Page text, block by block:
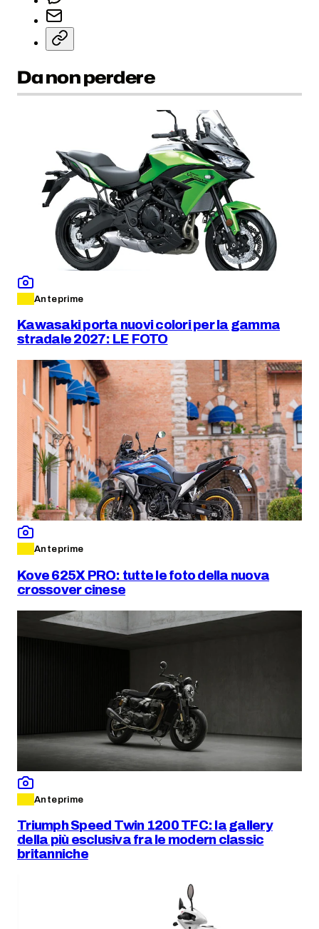
Da non perdere
Anteprime
Kawasaki porta nuovi colori per la gamma
stradale 2027: LE FOTO
Anteprime
Kove 625X PRO: tutte le foto della nuova
crossover cinese
Anteprime
Triumph Speed Twin 1200 TFC: la gallery
della più esclusiva fra le modern classic
britanniche